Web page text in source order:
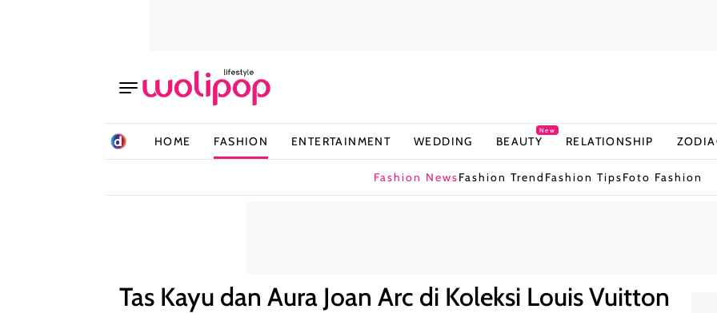
HOME FASHION ENTERTAINMENT WEDDING BEAUTY
New
RELATIONSHIP
Fashion NewsFashion Trend Fashion TipsFoto Fashion
Tas Kayu dan Aura Joan Arc di Koleksi Louis Vuitton